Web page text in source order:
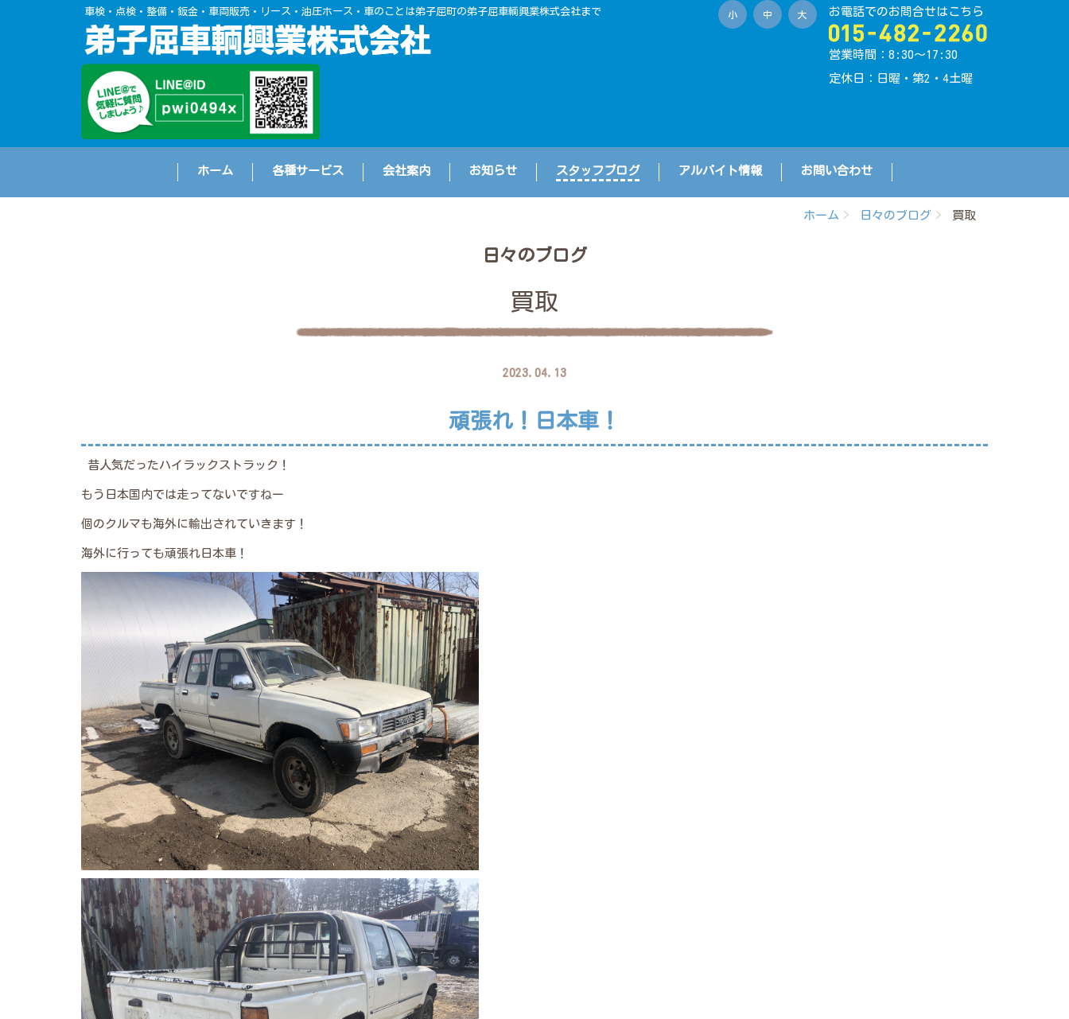
車検・点検・整備・鈑金・車両販売・リース・油圧ホース・車のことは弟子屈町の弟子屈車輌興業株式会社まで お電話でのお問合せはこちら
営業時間：8:30〜17:30
定休日：日曜・第2・4土曜
小 中 大
ホーム 各種サービス 会社案内 お知らせ スタッフブログ アルバイト情報 お問い合わせ
ホーム 日々のブログ 買取
日々のブログ
買取
2023.04.13
頑張れ！日本車！
昔人気だったハイラックストラック！
もう日本国内では走ってないですねー
個のクルマも海外に輸出されていきます！
海外に行っても頑張れ日本車！